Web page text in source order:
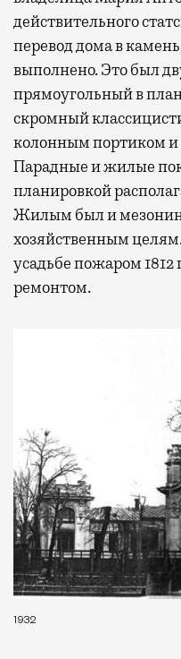
действительного
перевод дома в
выполнено. Это был
прямоугольный в
скромный
колонным портиком и
Парадные и жилые
планировкой
Жилым был и
хозяйственным
усадьбе пожаром 1812
ремонтом.
1932